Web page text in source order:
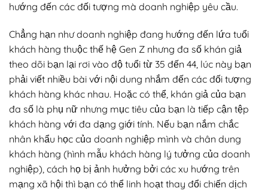
hướng đến các đối tượng mà doanh nghiệp yêu cầu.
Chẳng hạn như doanh nghiệp đang hướng đến lứa tuổi
khách hàng thuộc thế hệ Gen Z nhưng đa số khán giả
theo dõi bạn lại rơi vào độ tuổi từ 35 đến 44, lúc này bạn
phải viết nhiều bài với nội dung nhắm đến các đối tượng
khách hàng khác nhau. Hoặc có thể, khán giả của bạn
đa số là phụ nữ nhưng mục tiêu của bạn là tiếp cận tệp
khách hàng với đa dạng giới tính. Nếu bạn nắm chắc
nhân khẩu học của doanh nghiệp mình và chân dung
khách hàng (hình mẫu khách hàng lý tưởng của doanh
nghiệp), cách họ bị ảnh hưởng bởi các xu hướng trên
mạng xã hội thì bạn có thể linh hoạt thay đổi chiến dịch